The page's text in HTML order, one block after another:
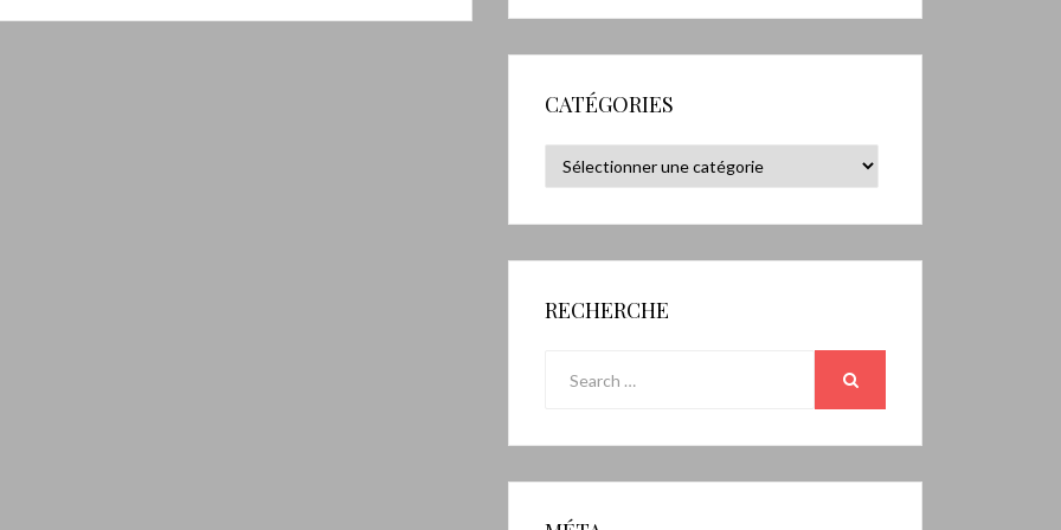
CATÉGORIES
Catégories
RECHERCHE